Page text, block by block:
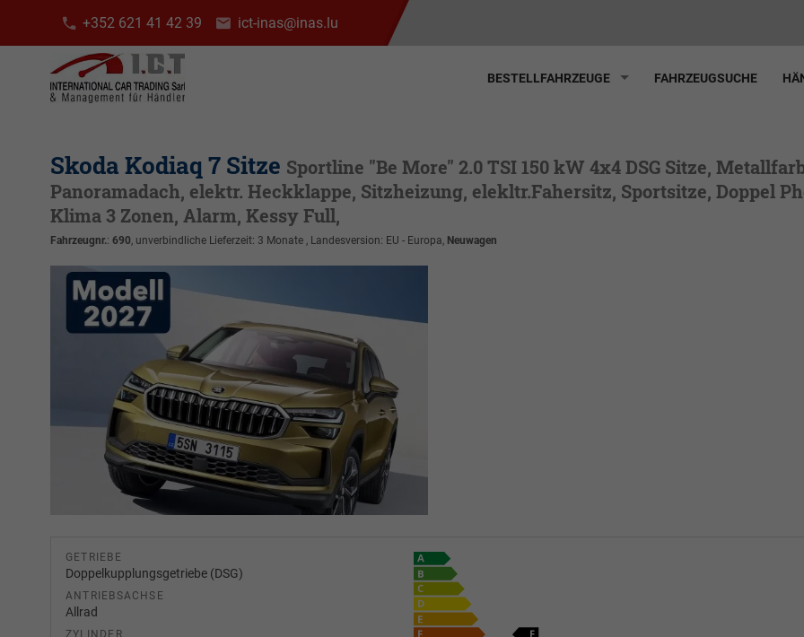
+352 621 41 42 39 ict-inas@inas.lu
BESTELLFAHRZEUGE FAHRZEUGSUCHE
Skoda Kodiaq 7 Sitze Sportline "Be More" 2.0 TSI 150 kW 4x4 DSG Sitze,
Panoramadach, elektr. Heckklappe, Sitzheizung, elekltr.Fahersitz, Sportsitze, Doppel
Klima 3 Zonen, Alarm, Kessy Full,
Fahrzeugnr.: 690 , unverbindliche Lieferzeit: 3 Monate , Landesversion: EU - Europa, Neuwagen
GETRIEBE
Doppelkupplungsgetriebe (DSG)
ANTRIEBSACHSE
Allrad